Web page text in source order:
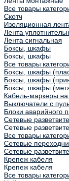
Все товары
Скотч
Изоляционная
Лента
Лента сигнальная
Боксы, шкафы
Боксы, шкафы
Все товары
Боксы, шкафы
Боксы, шкафы
Боксы, шкафы
Кабель-маркеры
Выключатели с
Блоки аварийного
Сетевые
Сетевые
Все товары
Сетевые
Сетевые
Крепеж кабеля
Крепеж кабеля
Все товары